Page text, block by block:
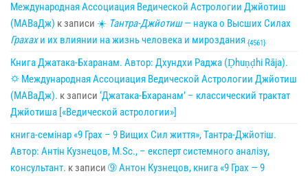
Международная Ассоциация Ведической Астрологии Джйотиш
(МАВаДж) к записи ☀ Тантра-Джйотиш— наука о Высших Силах
Грахахи их влиянии на жизнь человека и мироздания {4561}
Книга Джатака-Бхаранам. Автор: Дхундхи Раджа (Ḍhuṇḍhi Rāja).
🌣 Международная Ассоциация Ведической Астрологии Джйотиш
(МАВаДж). к записи ‘Джатака-Бхаранам’ – классический трактат
Джйотиша [«Ведической астрологии»]
книга-семінар «9 Грах – 9 Вищих Сил життя», Тантра-Джйотіш.
Автор: Антін Кузнецов, M.Sc., – експерт системного аналізу,
консультант. к записи ➈ Антон Кузнецов, книга «9 Грах — 9